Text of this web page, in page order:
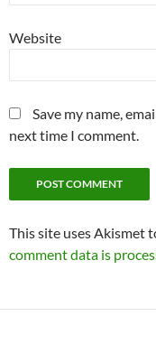
Website
Save my name,
next time I comment.
This site uses Akismet
comment data is